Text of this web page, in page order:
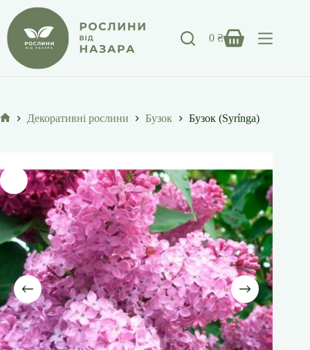
Перейти
вмісту
Кошик
0₴
Декоративні рослини Бузок Бузок (Syrínga)